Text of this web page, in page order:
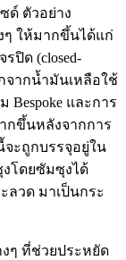
ด์ ตัวอย่าง
ๆ ให้มากขึ้นได้แก่
ปิด (closed-
จากน้ำมันเหลือใช้
Bespoke และการ
กขึ้นหลังจากการ
ะถูกบรรจุอยู่ใน
โดยซัมซุงได้
ลวด มาเป็นกระ
ๆ ที่ช่วยประหยัด